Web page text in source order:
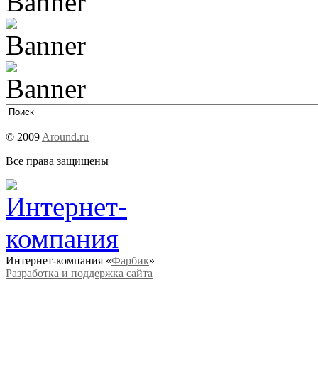
© 2009 Around.ru
Все права защищены
Интернет-компания «Фарбик»
Разработка и поддержка сайта